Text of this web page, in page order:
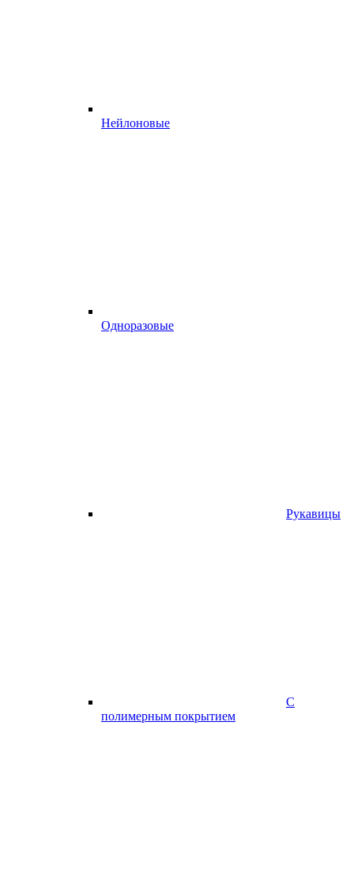
Нейлоновые
Одноразовые
Рукавицы
С
полимерным покрытием